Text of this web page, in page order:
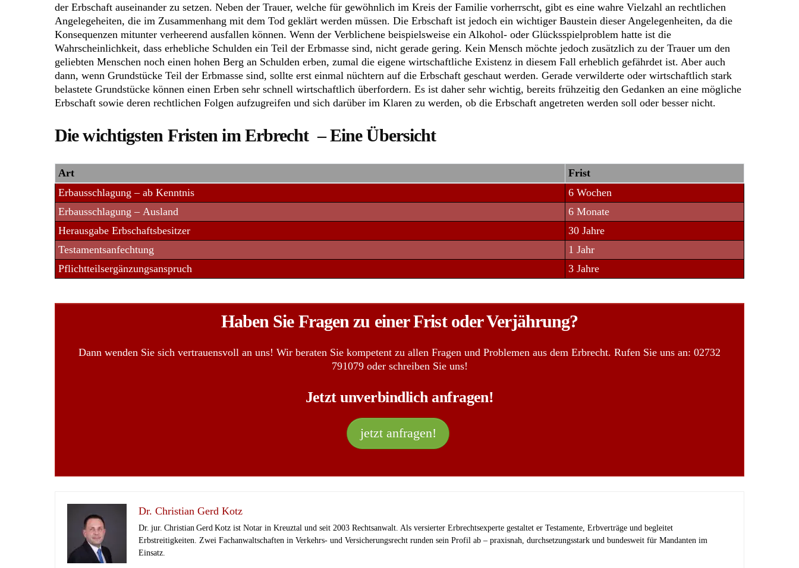
der Erbschaft auseinander zu setzen. Neben der Trauer, welche für gewöhnlich im Kreis der Familie vorherrscht, gibt es eine wahre Vielzahl an rechtlichen
Angelegeheiten, die im Zusammenhang mit dem Tod geklärt werden müssen. Die Erbschaft ist jedoch ein wichtiger Baustein dieser Angelegenheiten, da die
Konsequenzen mitunter verheerend ausfallen können. Wenn der Verblichene beispielsweise ein Alkohol- oder Glücksspielproblem hatte ist die
Wahrscheinlichkeit, dass erhebliche Schulden ein Teil der Erbmasse sind, nicht gerade gering. Kein Mensch möchte jedoch zusätzlich zu der Trauer um den
geliebten Menschen noch einen hohen Berg an Schulden erben, zumal die eigene wirtschaftliche Existenz in diesem Fall erheblich gefährdet ist. Aber auch
dann, wenn Grundstücke Teil der Erbmasse sind, sollte erst einmal nüchtern auf die Erbschaft geschaut werden. Gerade verwilderte oder wirtschaftlich stark
belastete Grundstücke können einen Erben sehr schnell wirtschaftlich überfordern. Es ist daher sehr wichtig, bereits frühzeitig den Gedanken an eine mögliche
Erbschaft sowie deren rechtlichen Folgen aufzugreifen und sich darüber im Klaren zu werden, ob die Erbschaft angetreten werden soll oder besser nicht.
Die wichtigsten Fristen im Erbrecht – Eine Übersicht
Art
Frist
Erbausschlagung – ab Kenntnis
6 Wochen
Erbausschlagung – Ausland
6 Monate
Herausgabe Erbschaftsbesitzer
30 Jahre
Testamentsanfechtung
1 Jahr
Pflichtteilsergänzungsanspruch
3 Jahre
Haben Sie Fragen zu einer Frist oder Verjährung?
Dann wenden Sie sich vertrauensvoll an uns! Wir beraten Sie kompetent zu allen Fragen und Problemen aus dem Erbrecht. Rufen Sie uns an: 02732
791079 oder schreiben Sie uns!
Jetzt unverbindlich anfragen!
jetzt anfragen!
Dr. Christian Gerd Kotz
Dr. jur. Christian Gerd Kotz ist Notar in Kreuztal und seit 2003 Rechtsanwalt. Als versierter Erbrechtsexperte gestaltet er Testamente, Erbverträge und begleitet
Erbstreitigkeiten. Zwei Fachanwaltschaften in Verkehrs‑ und Versicherungsrecht runden sein Profil ab – praxisnah, durchsetzungsstark und bundesweit für Mandanten im
Einsatz.